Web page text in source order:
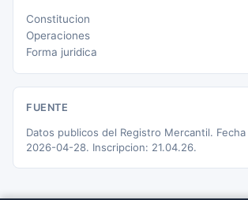
Constitucion
Operaciones
Forma juridica
FUENTE
Datos publicos del Registro Mercantil.
2026-04-28. Inscripcion: 21.04.26.